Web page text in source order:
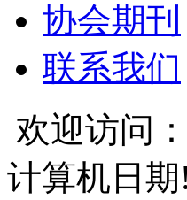
协会期刊
联系我们
欢迎访问
计算机日期!